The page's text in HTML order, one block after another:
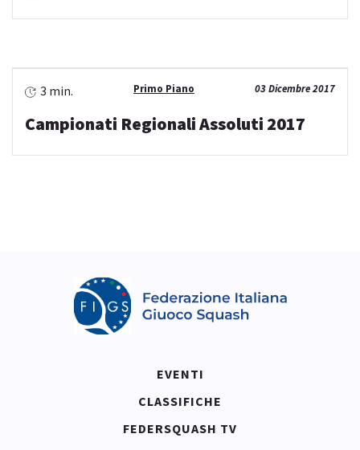
03 Dicembre 2017
Primo Piano
3 min.
Campionati Regionali Assoluti 2017
EVENTI
CLASSIFICHE
FEDERSQUASH TV